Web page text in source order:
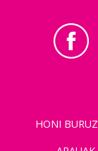
HONI BURUZ